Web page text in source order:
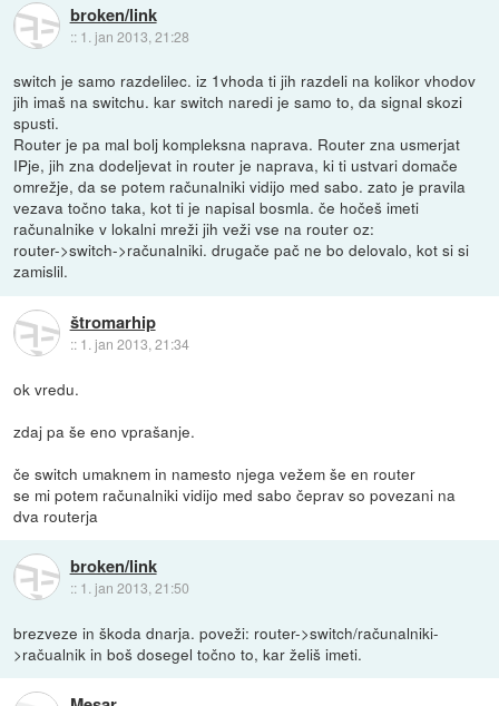
broken/link
:: 1. jan 2013, 21:28
switch je samo razdelilec. iz 1vhoda ti jih razdeli na kolikor vhodov
jih imaš na switchu. kar switch naredi je samo to, da signal skozi
spusti.
Router je pa mal bolj kompleksna naprava. Router zna usmerjat
IPje, jih zna dodeljevat in router je naprava, ki ti ustvari domače
omrežje, da se potem računalniki vidijo med sabo. zato je pravila
vezava točno taka, kot ti je napisal bosmla. če hočeš imeti
računalnike v lokalni mreži jih veži vse na router oz:
router->switch->računalniki. drugače pač ne bo delovalo, kot si si
zamislil.
štromarhip
:: 1. jan 2013, 21:34
ok vredu.
zdaj pa še eno vprašanje.
če switch umaknem in namesto njega vežem še en router
se mi potem računalniki vidijo med sabo čeprav so povezani na
dva routerja
broken/link
:: 1. jan 2013, 21:50
brezveze in škoda dnarja. poveži: router->switch/računalniki-
>račualnik in boš dosegel točno to, kar želiš imeti.